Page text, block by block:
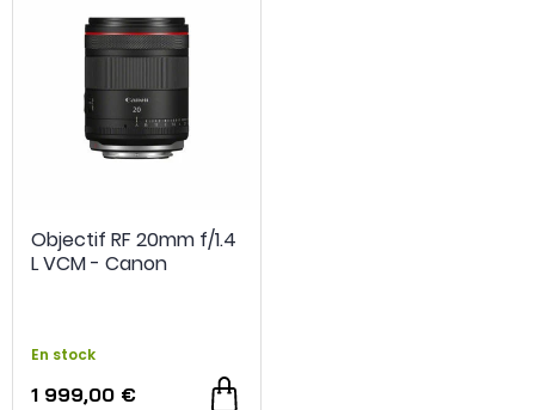
OCCASION
Objectif RF 20mm f/1.4
L VCM - Canon
En stock
1 999,00 €